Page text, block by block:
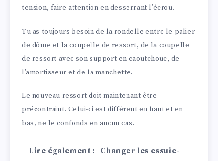
tension, faire attention en desserrant l’écrou.
Tu as toujours besoin de la rondelle entre le palier
de dôme et la coupelle de ressort, de la coupelle
de ressort avec son support en caoutchouc, de
l’amortisseur et de la manchette.
Le nouveau ressort doit maintenant être
précontraint. Celui-ci est différent en haut et en
bas, ne le confonds en aucun cas.
Lire également :
Changer les essuie-